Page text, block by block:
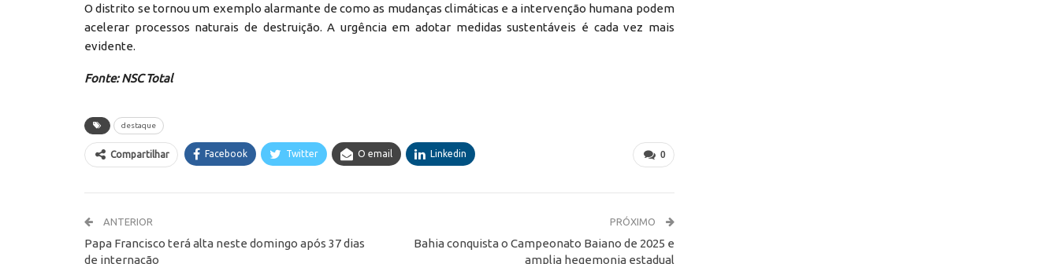
O distrito se tornou um exemplo alarmante de como as mudanças climáticas e a intervenção humana podem
acelerar processos naturais de destruição. A urgência em adotar medidas sustentáveis é cada vez mais
evidente.
Fonte: NSC Total
destaque
0
Compartilhar Facebook Twitter O email Linkedin
ANTERIOR
Papa Francisco terá alta neste domingo após 37 dias
de internação
PRÓXIMO
Bahia conquista o Campeonato Baiano de 2025 e
amplia hegemonia estadual